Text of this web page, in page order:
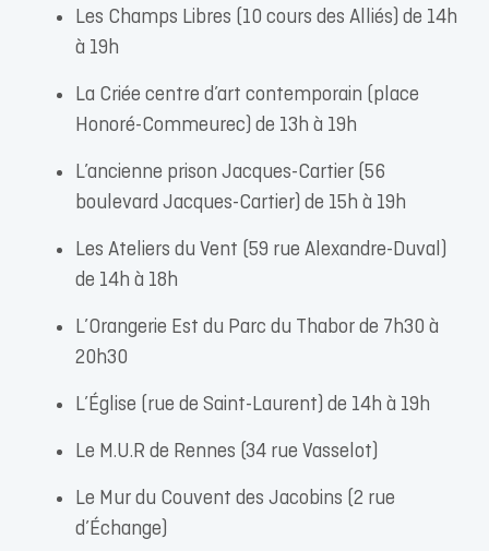
Les Champs Libres (10 cours des Alliés) de 14h
à 19h
La Criée centre d’art contemporain (place
Honoré-Commeurec) de 13h à 19h
L’ancienne prison Jacques-Cartier (56
boulevard Jacques-Cartier) de 15h à 19h
Les Ateliers du Vent (59 rue Alexandre-Duval)
de 14h à 18h
L’Orangerie Est du Parc du Thabor de 7h30 à
20h30
L’Église (rue de Saint-Laurent) de 14h à 19h
Le M.U.R de Rennes (34 rue Vasselot)
Le Mur du Couvent des Jacobins (2 rue
d’Échange)